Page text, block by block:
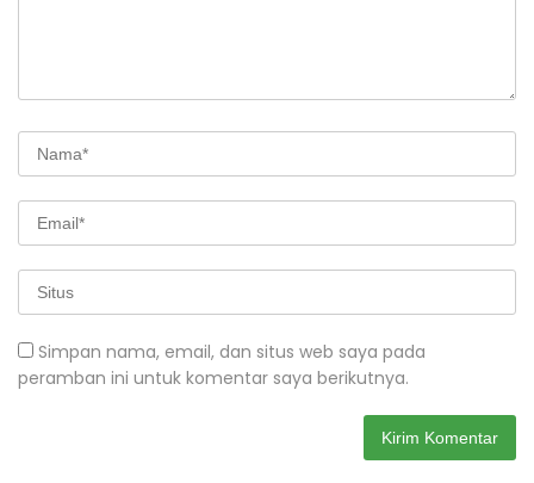
Simpan nama, email, dan situs web saya pada
peramban ini untuk komentar saya berikutnya.